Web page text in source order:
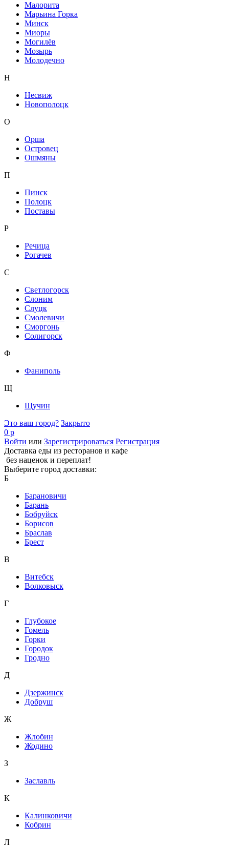
Малорита
Марьина Горка
Минск
Миоры
Могилёв
Мозырь
Молодечно
Н
Несвиж
Новополоцк
О
Орша
Островец
Ошмяны
П
Пинск
Полоцк
Поставы
Р
Речица
Рогачев
С
Светлогорск
Слоним
Слуцк
Смолевичи
Сморгонь
Солигорск
Ф
Фаниполь
Щ
Щучин
Это ваш город? Закрыто
0 р
Войти или Зарегистрироваться Регистрация
Доставка еды из ресторанов и кафе
без наценок и переплат!
Выберите город доставки:
Б
Барановичи
Барань
Бобруйск
Борисов
Браслав
Брест
В
Витебск
Волковыск
Г
Глубокое
Гомель
Горки
Городок
Гродно
Д
Дзержинск
Добруш
Ж
Жлобин
Жодино
З
Заславль
К
Калинковичи
Кобрин
Л